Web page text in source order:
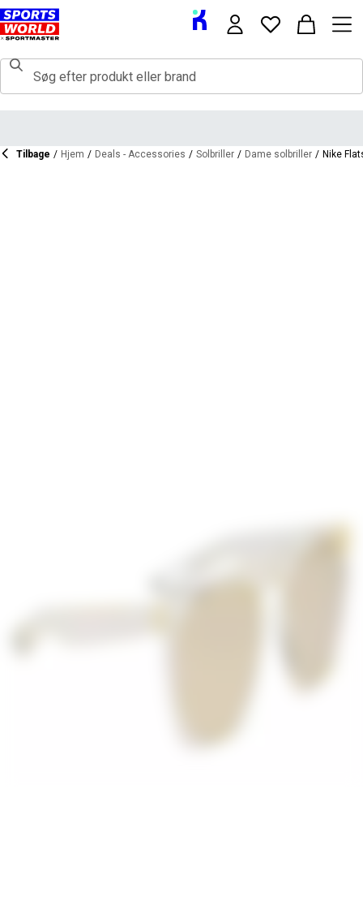
Tilbage / Hjem / Deals - Accessories / Solbriller / Dame solbriller / Nike